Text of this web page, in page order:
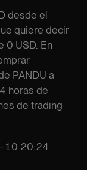
desde el
quiere decir
0 USD. En
PANDU a
horas de
de trading
10 20:24